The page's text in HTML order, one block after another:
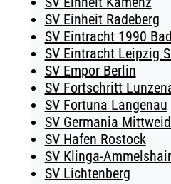
SV Einheit Radeberg
SV Eintracht 1990
SV Eintracht Leipzig
SV Empor Berlin
SV Fortschritt
SV Fortuna Langenau
SV Germania
SV Hafen Rostock
SV Klinga-
SV Lichtenberg